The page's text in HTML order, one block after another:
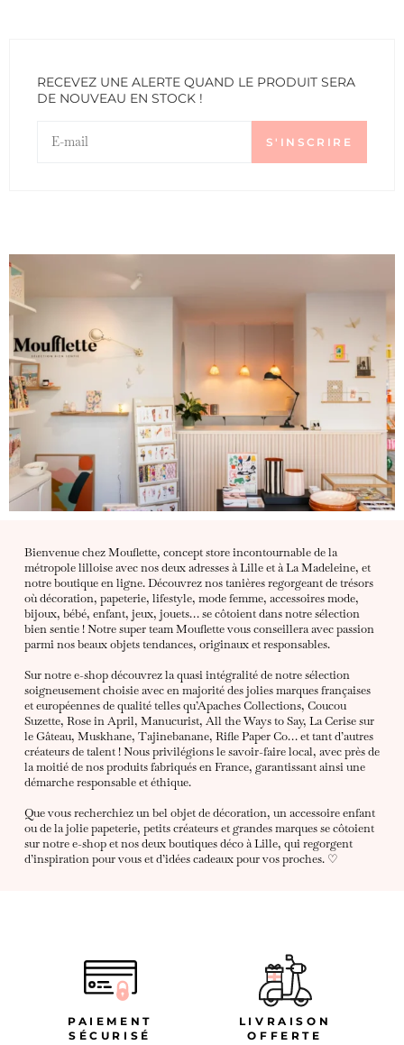
RECEVEZ UNE ALERTE QUAND LE PRODUIT SERA
DE NOUVEAU EN STOCK !
S'INSCRIRE
Bienvenue chez Mouflette, concept store incontournable de la
métropole lilloise avec nos deux adresses à Lille et à La Madeleine, et
notre boutique en ligne. Découvrez nos tanières regorgeant de trésors
où décoration, papeterie, lifestyle, mode femme, accessoires mode,
bijoux, bébé, enfant, jeux, jouets… se côtoient dans notre sélection
bien sentie ! Notre super team Mouflette vous conseillera avec passion
parmi nos beaux objets tendances, originaux et responsables.
Sur notre e-shop découvrez la quasi intégralité de notre sélection
soigneusement choisie avec en majorité des jolies marques françaises
et européennes de qualité telles qu’Apaches Collections, Coucou
Suzette, Rose in April, Manucurist, All the Ways to Say, La Cerise sur
le Gâteau, Muskhane, Tajinebanane, Rifle Paper Co… et tant d’autres
créateurs de talent ! Nous privilégions le savoir-faire local, avec près de
la moitié de nos produits fabriqués en France, garantissant ainsi une
démarche responsable et éthique.
Que vous recherchiez un bel objet de décoration, un accessoire enfant
ou de la jolie papeterie, petits créateurs et grandes marques se côtoient
sur notre e-shop et nos deux boutiques déco à Lille, qui regorgent
d’inspiration pour vous et d’idées cadeaux pour vos proches. ♡
PAIEMENT
SÉCURISÉ
LIVRAISON
OFFERTE